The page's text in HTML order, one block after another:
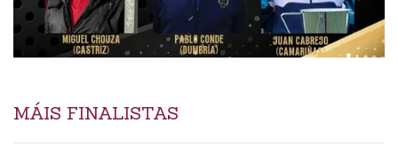
MÁIS FINALISTAS